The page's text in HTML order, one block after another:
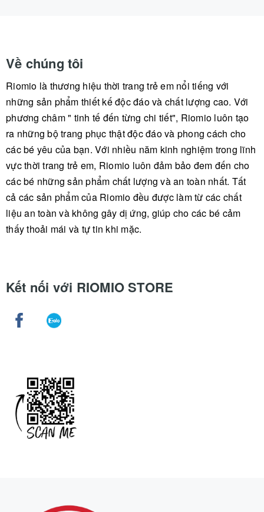
Về chúng tôi
Riomio là thương hiệu thời trang trẻ em nổi tiếng với
những sản phẩm thiết kế độc đáo và chất lượng cao. Với
phương châm " tinh tế đến từng chi tiết", Riomio luôn tạo
ra những bộ trang phục thật độc đáo và phong cách cho
các bé yêu của bạn. Với nhiều năm kinh nghiệm trong lĩnh
vực thời trang trẻ em, Riomio luôn đảm bảo đem đến cho
các bé những sản phẩm chất lượng và an toàn nhất. Tất
cả các sản phẩm của Riomio đều được làm từ các chất
liệu an toàn và không gây dị ứng, giúp cho các bé cảm
thấy thoải mái và tự tin khi mặc.
Kết nối với RIOMIO STORE